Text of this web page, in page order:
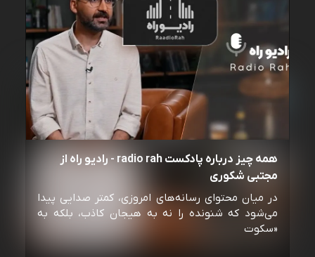
همه چیز درباره پادکست radio rah - رادیو راه از
مجتبی شکوری
در میان محتوای رسانه‌های امروزی، کمتر صدایی پیدا
می‌شود که شنونده را نه به هیجان کاذب، بلکه به
«سکوت